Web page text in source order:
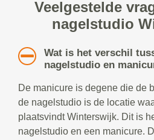
Veelgestelde
nagelstudio
Wat is het verschil
nagelstudio en
De manicure is degene die de
de nagelstudio is de locatie
plaatsvindt Winterswijk. Dit is
nagelstudio en een manicure.